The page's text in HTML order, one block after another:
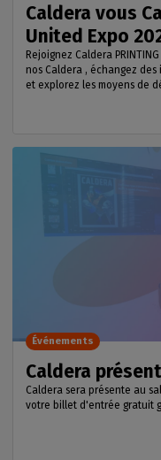
Caldera vous
United Expo
Rejoignez Caldera
nos Caldera , échangez
et explorez les moyens de
Caldera
Caldera sera présente au
votre billet d'entrée gratuit
Événements